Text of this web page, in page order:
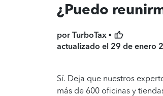
¿Puedo
por TurboTax •
actualizado el 29 de enero
Sí. Deja que nuestros
más de 600 oficinas y